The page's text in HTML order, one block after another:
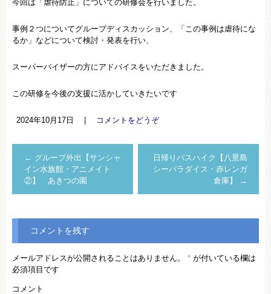
今回は「虐待防止」についての研修会を行いました。
事例２つについてグループディスカッション、「この事例は虐待にな
るか」などについて検討・発表を行い、
スーパーバイザーの方にアドバイスをいただきました。
この研修を今後の支援に活かしていきたいです
2024年10月17日 コメントをどうぞ
← グループ外出【サンシャ
イン水族館・アニメイト
②】 あきつの園
日帰りバスハイク【八景島
シーパラダイス・赤レンガ
倉庫】
→
コメントを残す
メールアドレスが公開されることはありません。 * が付いている欄は
必須項目です
コメント